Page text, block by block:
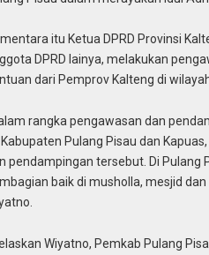
itu Ketua DPRD Provinsi
DPRD lainya, melakukan
dari Pemprov Kalteng di
rangka pengawasan dan
Kabupaten Pulang Pisau dan
pendampingan tersebut. Di Pulang
baik di musholla, mesjid
Wiyatno, Pemkab Pulang